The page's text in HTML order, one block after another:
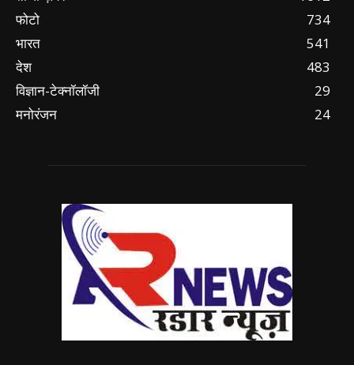
फोटो
734
भारत
541
देश
483
विज्ञान-टेक्नॉलॉजी
29
मनोरंजन
24